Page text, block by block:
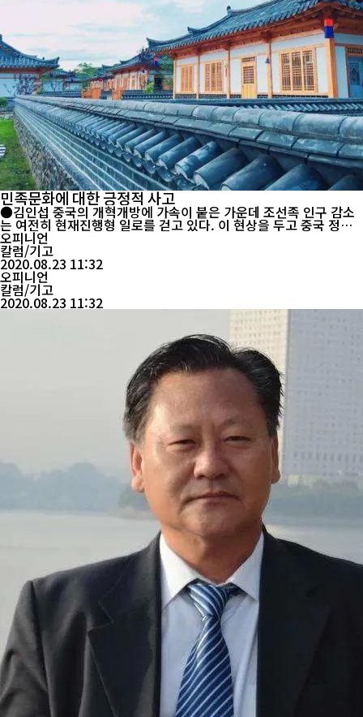
민족문화에 대한 긍정적 사고
●김인섭 중국의 개혁개방에 가속이 붙은 가운데 조선족 인구 감소
는 여전히 현재진행형 일로를 걷고 있다. 이 현상을 두고 중국 정부
는 의사일정에 상정시킨 지 오래고 여러 사회조직들과 수많은 지성
인들이 부동한 분야에서 관심을 쏟고 있지만 뭇사람들은 막연히 지
켜볼 뿐이다. 인구 급감으로 하여 많은 민족 관련 정책과 조치들이
늘 효과 반감이 되면서 민족자치지역의 존폐까지 의심하는 쑥덕공론
...
오피니언
칼럼/기고
2020.08.23 11:32
오피니언
칼럼/기고
2020.08.23 11:32